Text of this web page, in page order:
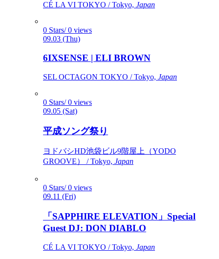
CÉ LA VI TOKYO / Tokyo, Japan
0 Stars/ 0 views
09.03 (Thu)
6IXSENSE | ELI BROWN
SEL OCTAGON TOKYO / Tokyo, Japan
0 Stars/ 0 views
09.05 (Sat)
平成ソング祭り
ヨドバシHD池袋ビル9階屋上（YODO
GROOVE） / Tokyo, Japan
0 Stars/ 0 views
09.11 (Fri)
「SAPPHIRE ELEVATION」Special
Guest DJ: DON DIABLO
CÉ LA VI TOKYO / Tokyo, Japan